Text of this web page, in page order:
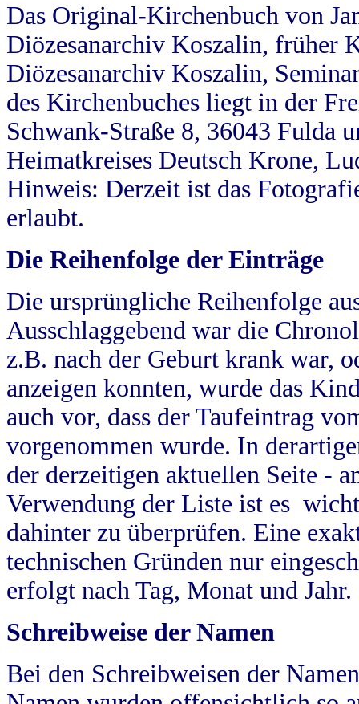
Das Original-Kirchenbuch von
Diözesanarchiv Koszalin, früher
Diözesanarchiv Koszalin,
des Kirchenbuches liegt in der
Schwank-Straße 8, 36043 Fulda
Heimatkreises Deutsch Krone,
Hinweis: Derzeit ist das
erlaubt.
Die Reihenfolge der Einträge
Die ursprüngliche Reihenfolge
Ausschlaggebend war die
z.B. nach der Geburt krank war,
anzeigen konnten, wurde das
auch vor, dass der Taufeintrag
vorgenommen wurde. In
der derzeitigen aktuellen Seite -
Verwendung der Liste ist es
dahinter zu überprüfen. Eine
technischen Gründen nur
erfolgt nach Tag, Monat und Jahr.
Schreibweise der Namen
Bei den Schreibweisen der